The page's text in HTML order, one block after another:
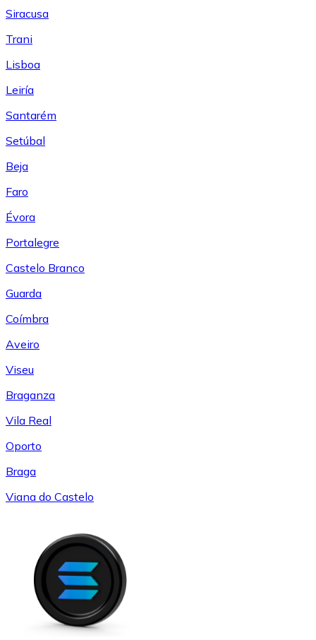
Siracusa
Trani
Lisboa
Leiría
Santarém
Setúbal
Beja
Faro
Évora
Portalegre
Castelo Branco
Guarda
Coímbra
Aveiro
Viseu
Braganza
Vila Real
Oporto
Braga
Viana do Castelo